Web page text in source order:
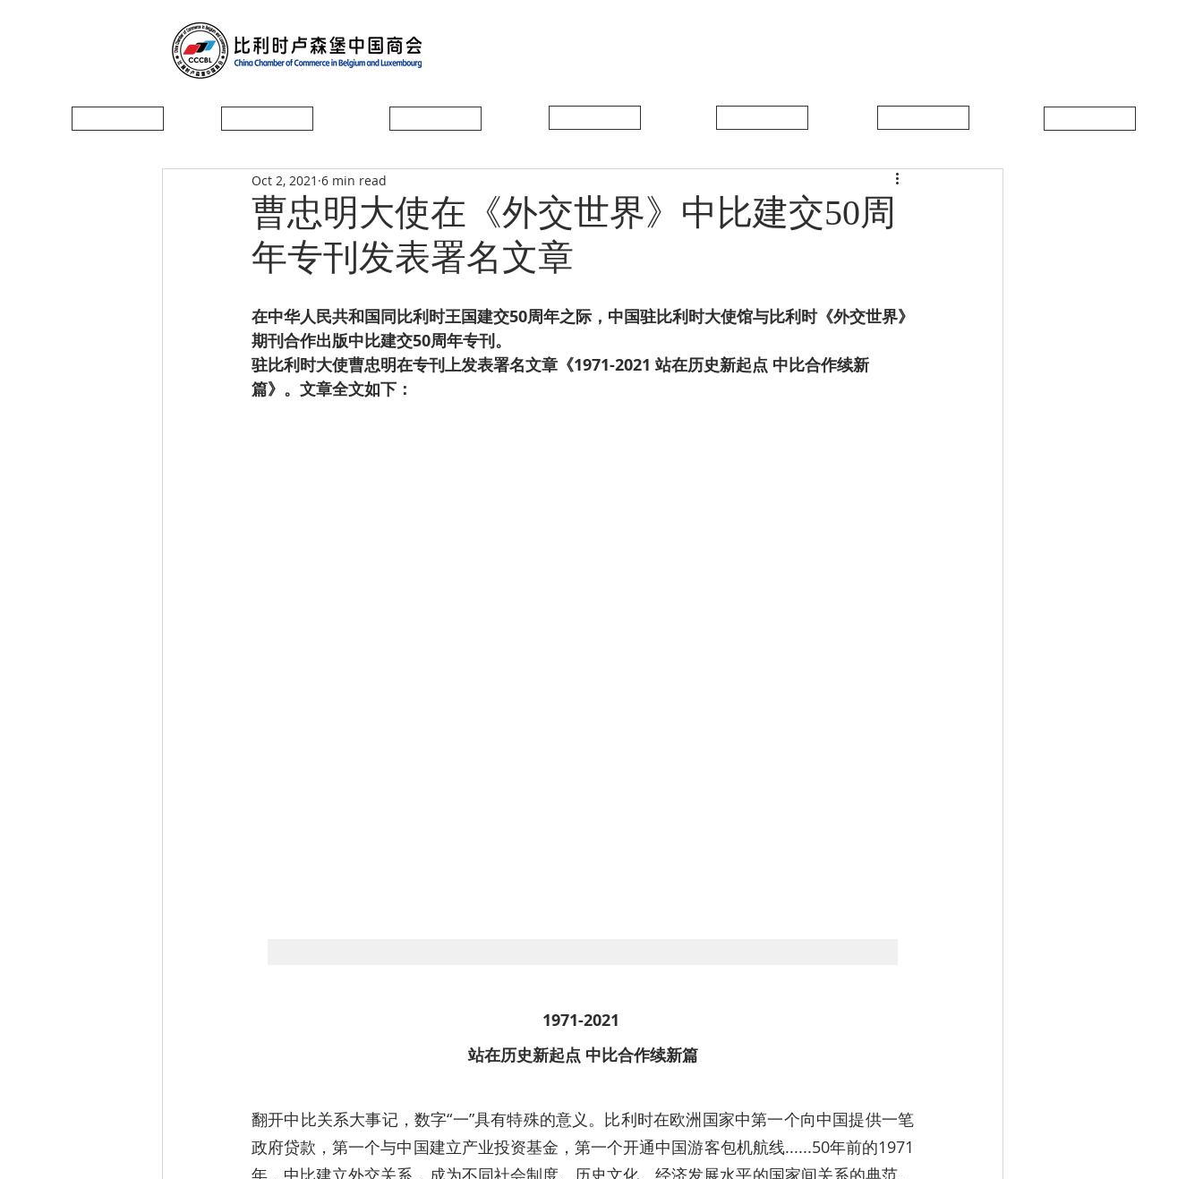
曹忠明大使在《外交世界》中比建交50周
年专刊发表署名文章
Oct 2, 2021 6 min read
在中华人民共和国同比利时王国建交50周年之际，中国驻比利时大使馆与比利时《外交世界》
期刊合作出版中比建交50周年专刊。
驻比利时大使曹忠明在专刊上发表署名文章《1971-2021 站在历史新起点 中比合作续新
篇》。文章全文如下：
1971-2021
站在历史新起点 中比合作续新篇
翻开中比关系大事记，数字“一”具有特殊的意义。比利时在欧洲国家中第一个向中国提供一笔
政府贷款，第一个与中国建立产业投资基金，第一个开通中国游客包机航线......50年前的1971